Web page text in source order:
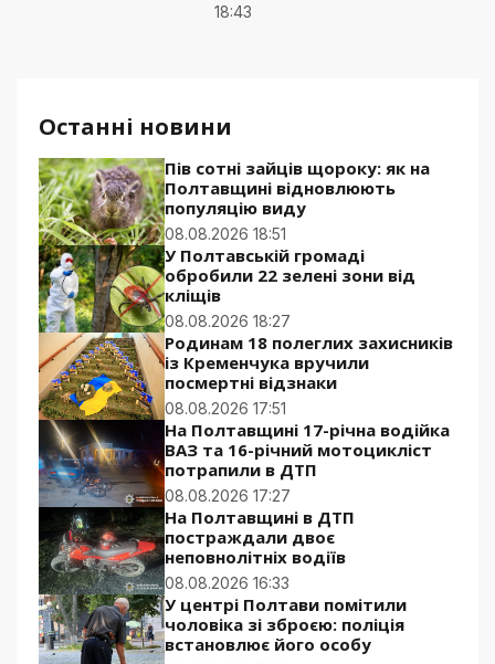
Останні новини
Пів сотні зайців щороку: як на
Полтавщині відновлюють
популяцію виду
08.08.2026 18:51
У Полтавській громаді
обробили 22 зелені зони від
кліщів
08.08.2026 18:27
Родинам 18 полеглих захисників
із Кременчука вручили
посмертні відзнаки
08.08.2026 17:51
На Полтавщині 17-річна водійка
ВАЗ та 16-річний мотоцикліст
потрапили в ДТП
08.08.2026 17:27
На Полтавщині в ДТП
постраждали двоє
неповнолітніх водіїв
08.08.2026 16:33
У центрі Полтави помітили
чоловіка зі зброєю: поліція
встановлює його особу
18:43